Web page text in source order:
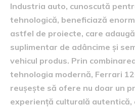
Industria auto, cunoscută
tehnologică, beneficiază
astfel de proiecte, care
suplimentar de adâncime și
vehicul produs. Prin
tehnologia modernă, Ferrari
reușește să ofere nu doar un
experiență culturală autentică,